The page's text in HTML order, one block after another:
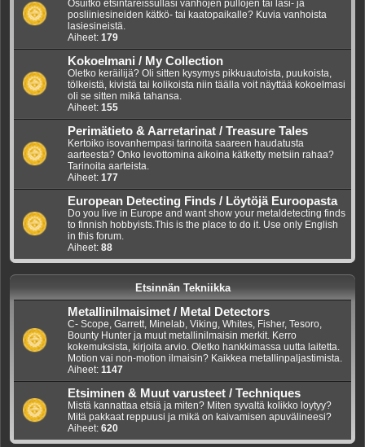
Osuitko etsintäreissullasi vanhojen pullojen tai lasi- ja
posliiniesineiden kätkö- tai kaatopaikalle? Kuvia vanhoista
lasiesineistä.
Aiheet: 179
Kokoelmani / My Collection
Oletko keräilijä? Oli sitten kysymys pikkuautoista, puukoista,
tölkeistä, kivistä tai kolikoista niin täälla voit näyttää kokoelmasi
oli se sitten mikä tahansa.
Aiheet: 155
Perimätieto & Aarretarinat / Treasure Tales
Kertoiko isovanhempasi tarinoita saareen haudatusta
aarteesta? Onko levottomina aikoina kätketty metsiin rahaa?
Tarinoita aarteista.
Aiheet: 177
European Detecting Finds / Löytöjä Euroopasta
Do you live in Europe and want show your metaldetecting finds
to finnish hobbyists.This is the place to do it. Use only English
in this forum.
Aiheet: 88
Etsinnän Tekniikka
Metallinilmaisimet / Metal Detectors
C- Scope, Garrett, Minelab, Viking, Whites, Fisher, Tesoro,
Bounty Hunter ja muut metallinilmaisin merkit. Kerro
kokemuksista, kirjoita arvio. Oletko hankkimassa uutta laitetta.
Motion vai non-motion ilmaisin? Kaikkea metallinpaljastimista.
Aiheet: 1147
Etsiminen & Muut varusteet / Techniques
Mistä kannattaa etsiä ja miten? Miten syvaltä kolikko loytyy?
Mitä pakkaat reppuusi ja mikä on kaivamisen apuvälineesi?
Aiheet: 620